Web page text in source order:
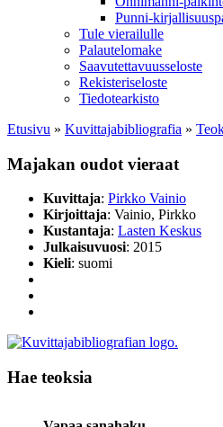
Punni-
Tule vierailulle
Palautelomake
Saavutettavuusseloste
Rekisteriseloste
Tiedotearkisto
Etusivu » Kuvittaja­bibliografia »
Majakan oudot vieraat
Kuvittaja: Pirkko Vainio
Kirjoittaja: Vainio, Pirkko
Kustantaja: Lasten Keskus
Julkaisuvuosi: 2015
Kieli: suomi
Hae teoksia